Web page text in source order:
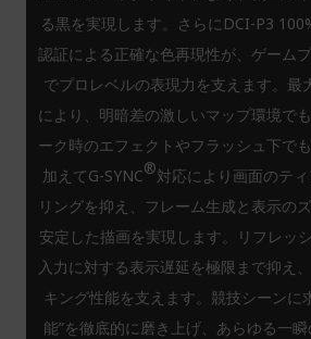
る黒を実現します。さらにDCI-P3
認証による正確な色再現性が、ゲーム
でプロレベルの表現力を支えます。最
により、明暗差の激しいマップ環境で
ーク時のエフェクトやフラッシュ下で
加えてG-SYNC®対応により画面のテ
リングを抑え、フレーム生成と表示の
安定した描画を実現します。リフレッ
入力に対する表示遅延を極限まで抑え
キング性能を支えます。競技シーンに
能”を徹底的に磨き上げ、あらゆる一